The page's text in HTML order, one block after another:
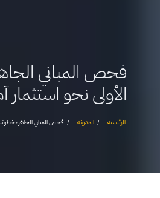
فحص المباني
الأولى نحو
الرئيسية المدونة فحص المباني الجاهزة